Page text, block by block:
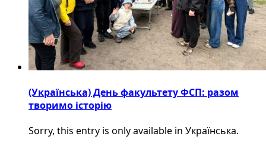
(Українська) День факультету ФСП: разом
творимо історію
Sorry, this entry is only available in Українська.